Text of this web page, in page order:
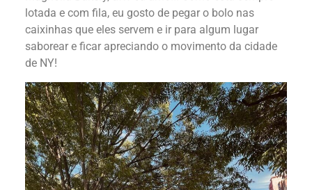
lotada e com fila, eu gosto de pegar o bolo nas
caixinhas que eles servem e ir para algum lugar
saborear e ficar apreciando o movimento da cidade
de NY!